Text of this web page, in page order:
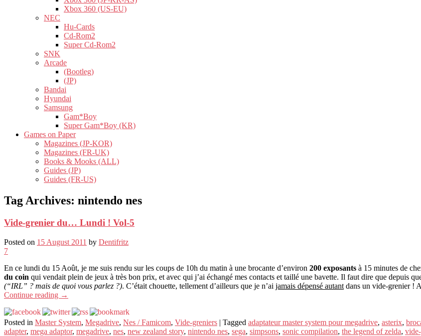
Xbox 360 (US-EU)
NEC
Hu-Cards
Cd-Rom2
Super Cd-Rom2
SNK
Arcade
(Bootleg)
(JP)
Bandai
Hyundai
Samsung
Gam*Boy
Super Gam*Boy (KR)
Games on Paper
Magazines (JP-KOR)
Magazines (FR-UK)
Books & Mooks (ALL)
Guides (JP)
Guides (FR-US)
Tag Archives: nintendo nes
Vide-grenier du… Lundi ! Vol-5
Posted on 15 August 2011 by Dentifritz
7
En ce lundi du 15 Août, je me suis rendu sur les coups de 10h du matin à une brocante d’environ 200 exposants à 15 minutes de
du coin qui vendait plein de jeux à très bon prix, et avec qui j’ai échangé mes contacts et taillé une bavette. Il faut dire que depuis
(“IRL” ? mais de quoi vous parlez ?). C’était chouette, tellement d’ailleurs que je n’ai jamais dépensé autant dans un vide-grenier !
Continue reading →
Posted in Master System, Megadrive, Nes / Famicom, Vide-greniers | Tagged adaptateur master system pour megadrive, asterix,
adapter, mega adaptor, megadrive, nes, new zealand story, nintendo nes, sega, simpsons, sonic compilation, the legend of zelda,